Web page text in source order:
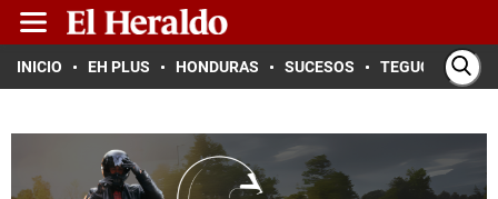
INICIO EH PLUS HONDURAS SUCESOS TEGUCIGALPA